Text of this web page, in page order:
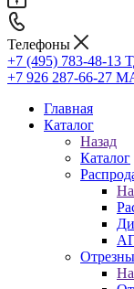
Телефоны
+7 (495) 783-48-13
+7 926 287-66-27
Главная
Каталог
Назад
Каталог